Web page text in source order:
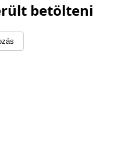
betölteni